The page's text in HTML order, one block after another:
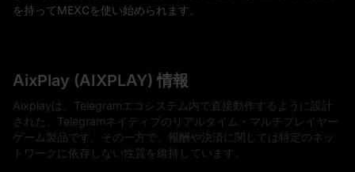
を持ってMEXCを使い始められます。
AixPlay (AIXPLAY) 情報
Aixplayは、Telegramエコシステム内で直接動作するように設計
された、Telegramネイティブのリアルタイム・マルチプレイヤー
ゲーム製品です。その一方で、報酬や決済に関しては特定のネッ
トワークに依存しない性質を維持しています。